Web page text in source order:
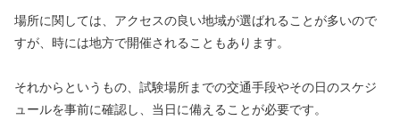
場所に関しては、アクセスの良い地域が選ばれることが多いので
すが、時には地方で開催されることもあります。
それからというもの、試験場所までの交通手段やその日のスケジ
ュールを事前に確認し、当日に備えることが必要です。